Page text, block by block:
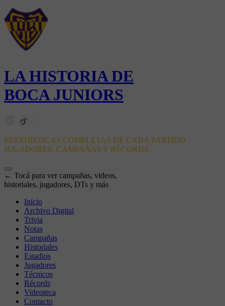
LA HISTORIA DE
BOCA JUNIORS
ESTADÍSTICAS COMPLETAS DE CADA PARTIDO -
JUGADORES, CAMPAÑAS Y RÉCORDS
← Tocá para ver campañas, videos,
historiales, jugadores, DTs y más
Inicio
Archivo Digital
Trivia
Notas
Campañas
Historiales
Estadios
Jugadores
Técnicos
Récords
Videoteca
Contacto